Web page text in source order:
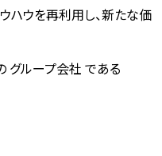
ハウを再利用し、新たな価
グループ会社 である